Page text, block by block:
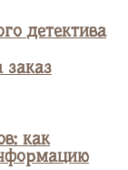
детектива
заказ
как